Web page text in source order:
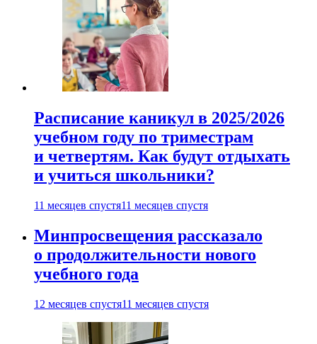
Расписание каникул в 2025/2026
учебном году по триместрам
и четвертям. Как будут отдыхать
и учиться школьники?
11 месяцев спустя11 месяцев спустя
Минпросвещения рассказало
о продолжительности нового
учебного года
12 месяцев спустя11 месяцев спустя